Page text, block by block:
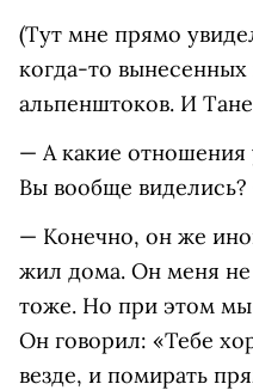
(Тут мне прямо
когда-то вынесенных
альпенштоков. И
— А какие отношения
Вы вообще
— Конечно, он же
жил дома. Он меня
тоже. Но при этом
Он говорил: «Тебе
везде, и помирать